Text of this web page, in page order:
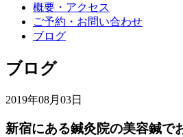
概要・アクセス
ご予約・お問い合わせ
ブログ
ブログ
2019年08月03日
新宿にある鍼灸院の美容鍼で